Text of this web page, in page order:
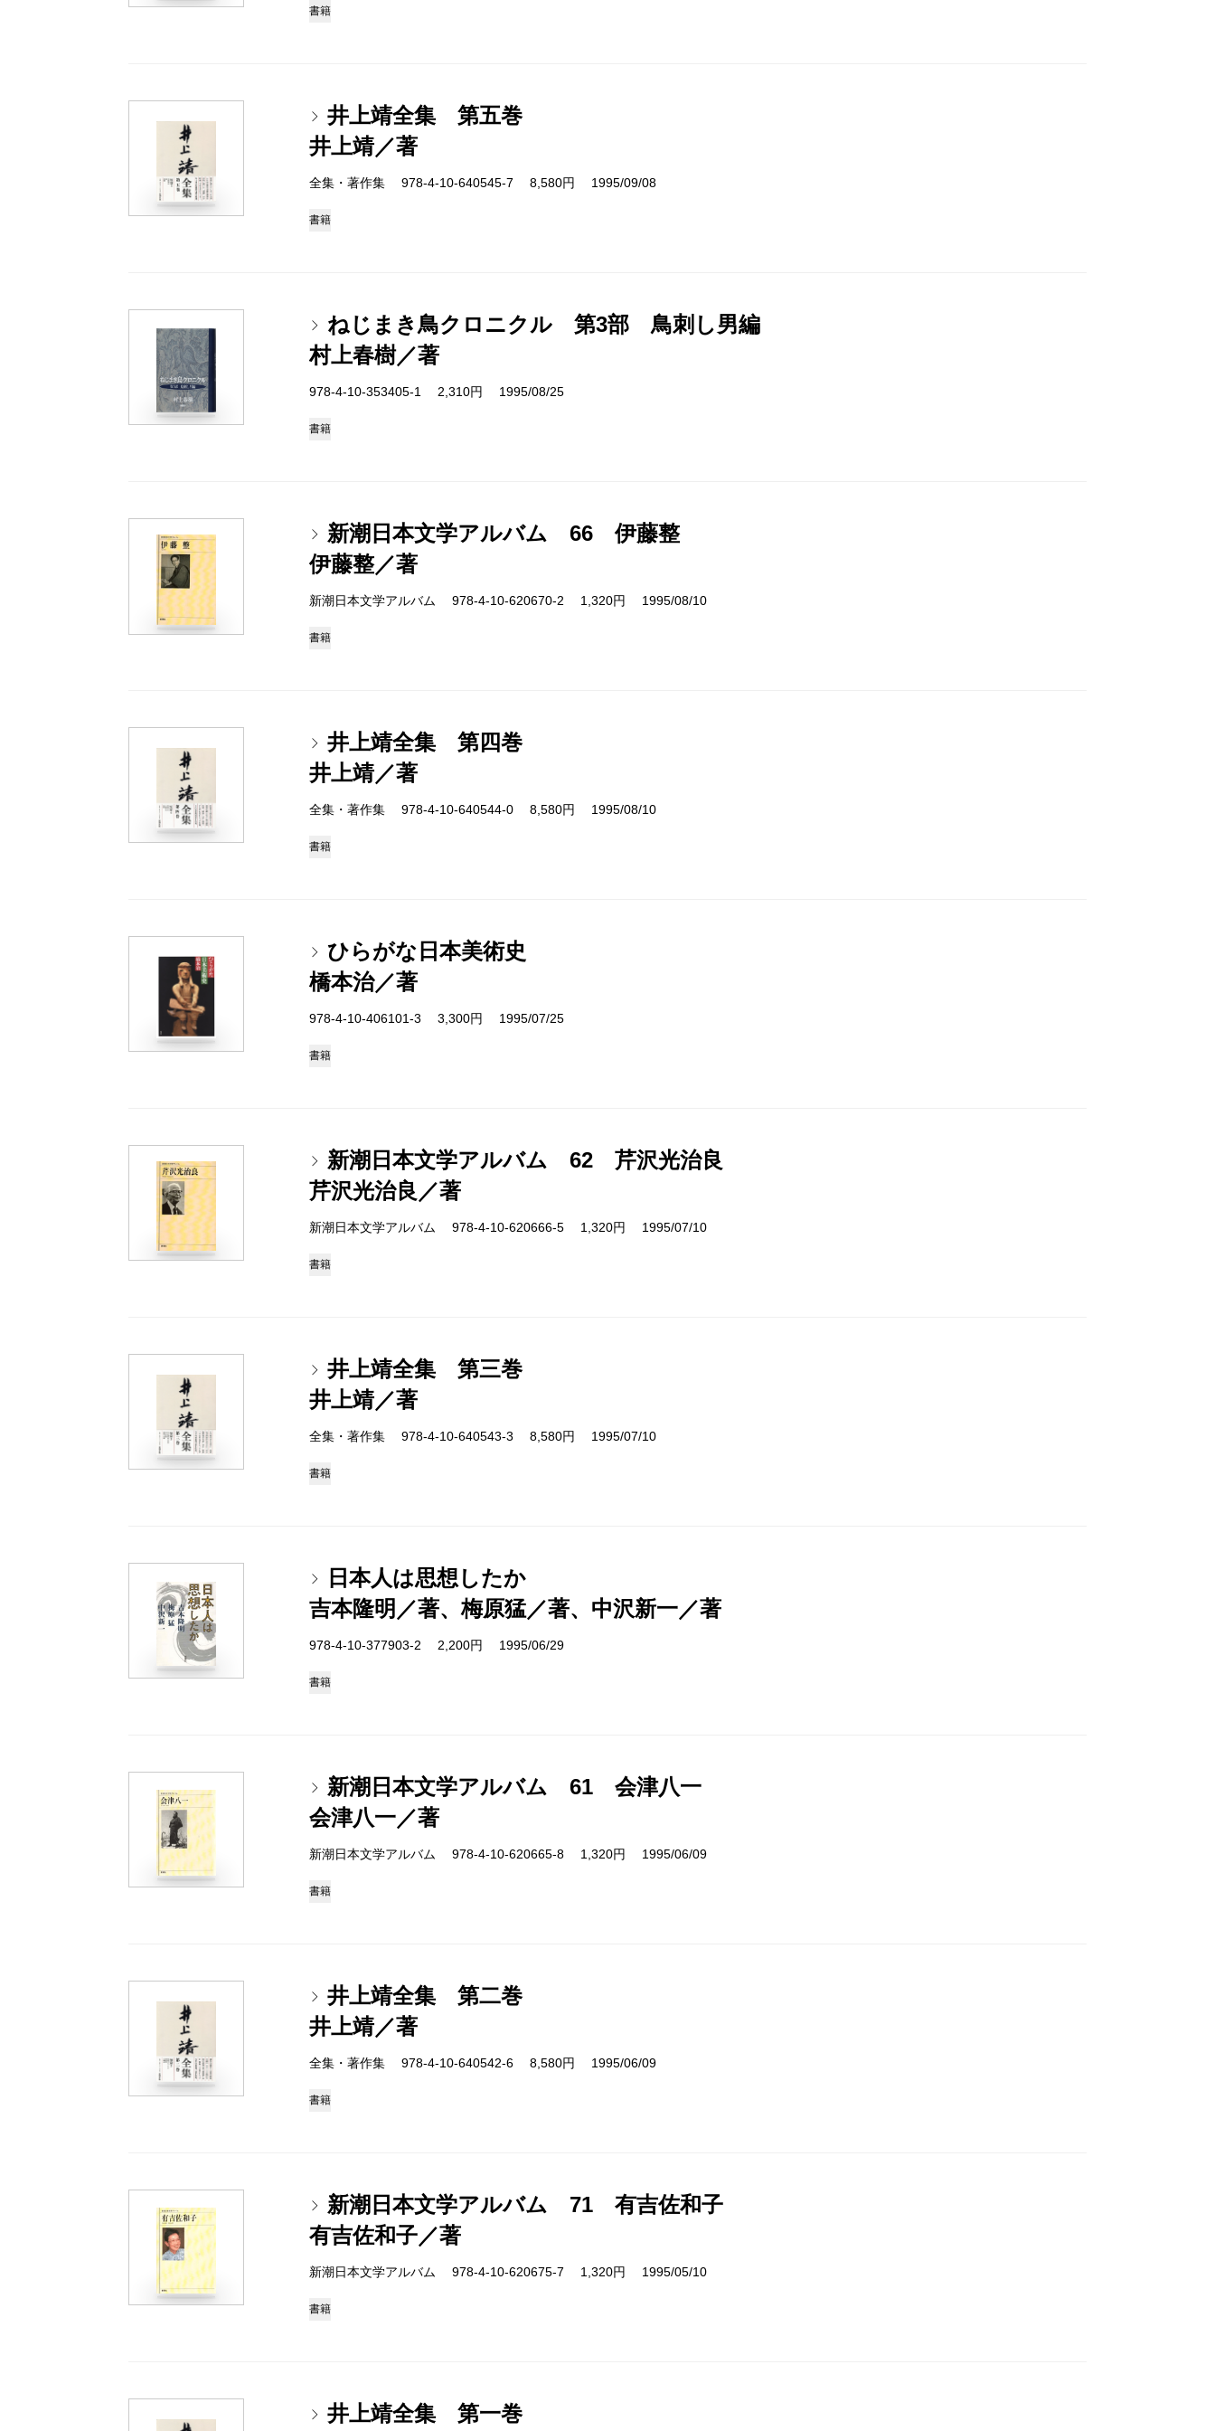
書籍
井上靖全集 第五巻
井上靖／著
全集・著作集 978-4-10-640545-7 8,580円 1995/09/08
書籍
ねじまき鳥クロニクル 第3部 鳥刺し男編
村上春樹／著
978-4-10-353405-1 2,310円 1995/08/25
書籍
新潮日本文学アルバム 66 伊藤整
伊藤整／著
新潮日本文学アルバム 978-4-10-620670-2 1,320円 1995/08/10
書籍
井上靖全集 第四巻
井上靖／著
全集・著作集 978-4-10-640544-0 8,580円 1995/08/10
書籍
ひらがな日本美術史
橋本治／著
978-4-10-406101-3 3,300円 1995/07/25
書籍
新潮日本文学アルバム 62 芹沢光治良
芹沢光治良／著
新潮日本文学アルバム 978-4-10-620666-5 1,320円 1995/07/10
書籍
井上靖全集 第三巻
井上靖／著
全集・著作集 978-4-10-640543-3 8,580円 1995/07/10
書籍
日本人は思想したか
吉本隆明／著、梅原猛／著、中沢新一／著
978-4-10-377903-2 2,200円 1995/06/29
書籍
新潮日本文学アルバム 61 会津八一
会津八一／著
新潮日本文学アルバム 978-4-10-620665-8 1,320円 1995/06/09
書籍
井上靖全集 第二巻
井上靖／著
全集・著作集 978-4-10-640542-6 8,580円 1995/06/09
書籍
新潮日本文学アルバム 71 有吉佐和子
有吉佐和子／著
新潮日本文学アルバム 978-4-10-620675-7 1,320円 1995/05/10
書籍
井上靖全集 第一巻